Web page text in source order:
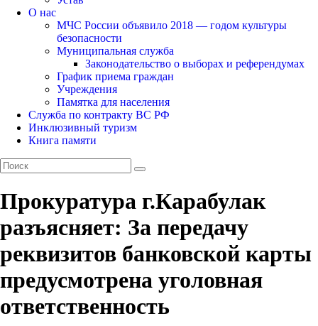
О нас
МЧС России объявило 2018 — годом культуры
безопасности
Муниципальная служба
Законодательство о выборах и референдумах
График приема граждан
Учреждения
Памятка для населения
Служба по контракту ВС РФ
Инклюзивный туризм
Книга памяти
Прокуратура г.Карабулак
разъясняет: За передачу
реквизитов банковской карты
предусмотрена уголовная
ответственность